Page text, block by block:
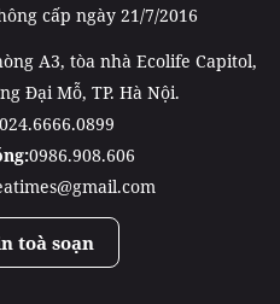
cấp ngày 21/7/2016
A3, tòa nhà Ecolife Capitol,
Đại Mỗ, TP. Hà Nội.
024.6666.0899
0986.908.606
toà soạn